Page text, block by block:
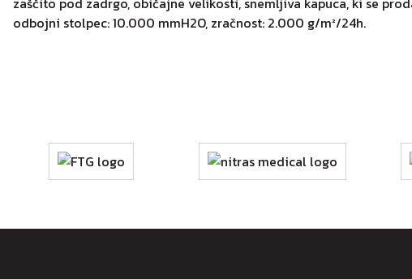
odbojni stolpec: 10.000 mmH2O, zračnost: 2.000 g/m²/24h.